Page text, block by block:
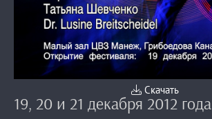
Скачать
19, 20 и 21 декабря 2012 года